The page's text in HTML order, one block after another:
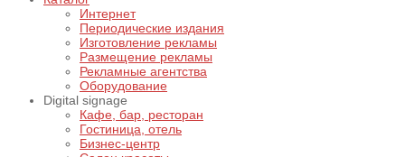
Интернет
Периодические издания
Изготовление рекламы
Размещение рекламы
Рекламные агентства
Оборудование
Digital signage
Кафе, бар, ресторан
Гостиница, отель
Бизнес-центр